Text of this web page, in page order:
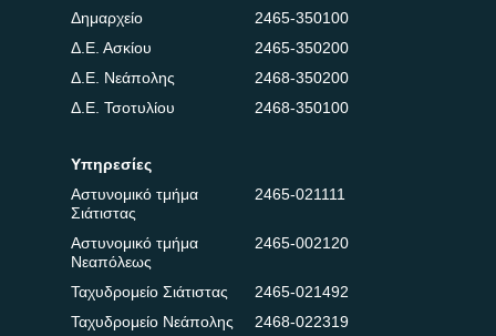
Δημαρχείο
2465-350100
Δ.Ε. Ασκίου
2465-350200
Δ.Ε. Νεάπολης
2468-350200
Δ.Ε. Τσοτυλίου
2468-350100
Υπηρεσίες
Αστυνομικό τμήμα
Σιάτιστας
2465-021111
Αστυνομικό τμήμα
Νεαπόλεως
2465-002120
Ταχυδρομείο Σιάτιστας
2465-021492
Ταχυδρομείο Νεάπολης
2468-022319